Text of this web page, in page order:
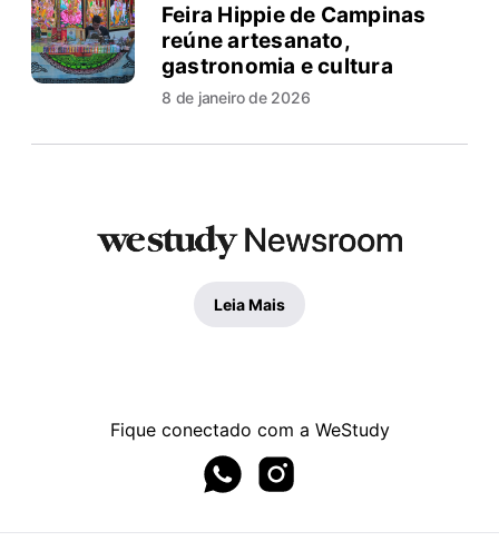
Feira Hippie de Campinas
reúne artesanato,
gastronomia e cultura
8 de janeiro de 2026
Leia Mais
Fique conectado com a WeStudy